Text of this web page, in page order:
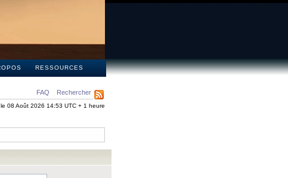
RESSOURCES
FAQ Rechercher
08 Août 2026 14:53 UTC + 1 heure